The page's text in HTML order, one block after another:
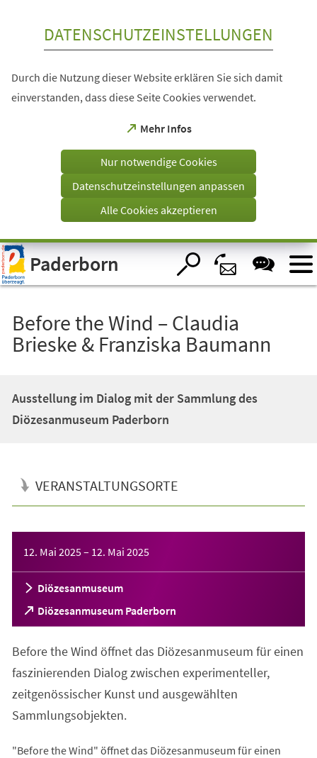
Visuelle
Assistenzsoftware
öffnen.
DATENSCHUTZEINSTELLUNGEN
Durch die Nutzung dieser Website erklären Sie sich damit
einverstanden, dass diese Seite Cookies verwendet.
Mehr Infos
(Öffnet
einem
Tab)
Nur notwendige Cookies
Datenschutzeinstellungen anpassen
Alle Cookies akzeptieren
Paderborn
Before the Wind – Claudia
Brieske & Franziska Baumann
Ausstellung im Dialog mit der Sammlung des
Diözesanmuseum Paderborn
VERANSTALTUNGSORTE
12. Mai 2025– 12. Mai 2025
Diözesanmuseum
Diözesanmuseum Paderborn
(Öffnet
in
neuen
Tab)
Before the Wind öffnet das Diözesanmuseum für einen
faszinierenden Dialog zwischen experimenteller,
zeitgenössischer Kunst und ausgewählten
Sammlungsobjekten.
"Before the Wind" öffnet das Diözesanmuseum für einen